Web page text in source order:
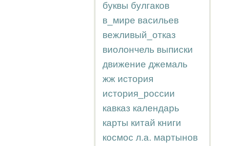
буквы булгаков
в_мире васильев
вежливый_отказ
виолончель выписки
движение джемаль
жж история
история_россии
кавказ календарь
карты китай книги
космос л.а. мартынов